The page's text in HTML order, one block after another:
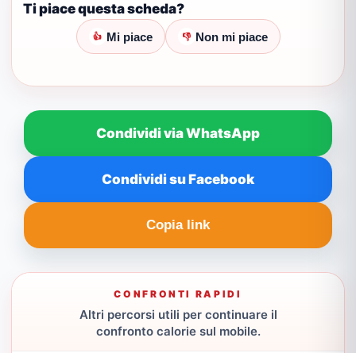
Ti piace questa scheda?
👍 Mi piace 👎 Non mi piace
Condividi via WhatsApp
Condividi su Facebook
Copia link
CONFRONTI RAPIDI
Altri percorsi utili per continuare il
confronto calorie sul mobile.